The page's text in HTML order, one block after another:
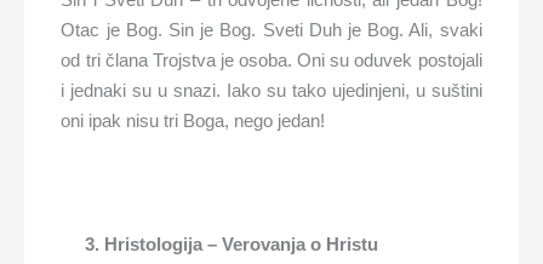
Otac je Bog. Sin je Bog. Sveti Duh je Bog. Ali, svaki
od tri člana Trojstva je osoba. Oni su oduvek postojali
i jednaki su u snazi. Iako su tako ujedinjeni, u suštini
oni ipak nisu tri Boga, nego jedan!
3. Hristologija – Verovanja o Hristu